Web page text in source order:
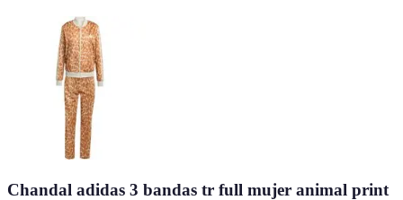
Chandal adidas 3 bandas tr full mujer animal print